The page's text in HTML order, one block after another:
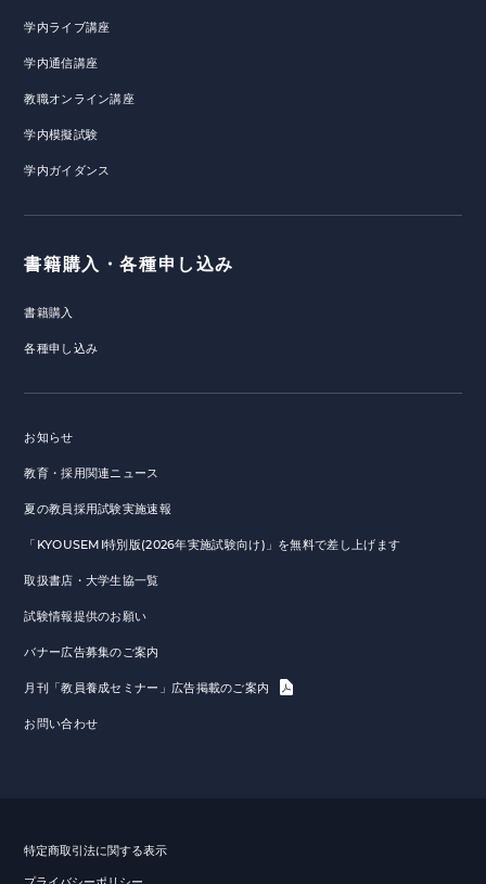
学内ライブ講座
学内通信講座
教職オンライン講座
学内模擬試験
学内ガイダンス
書籍購入・各種申し込み
書籍購入
各種申し込み
お知らせ
教育・採用関連ニュース
夏の教員採用試験実施速報
「KYOUSEMI特別版(2026年実施試験向け)」を無料で差し上げます
取扱書店・大学生協一覧
試験情報提供のお願い
バナー広告募集のご案内
月刊「教員養成セミナー」広告掲載のご案内
お問い合わせ
特定商取引法に関する表示